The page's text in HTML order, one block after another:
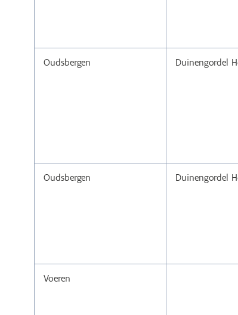
Oudsbergen Duinengordel
Oudsbergen Duinengordel
Voeren